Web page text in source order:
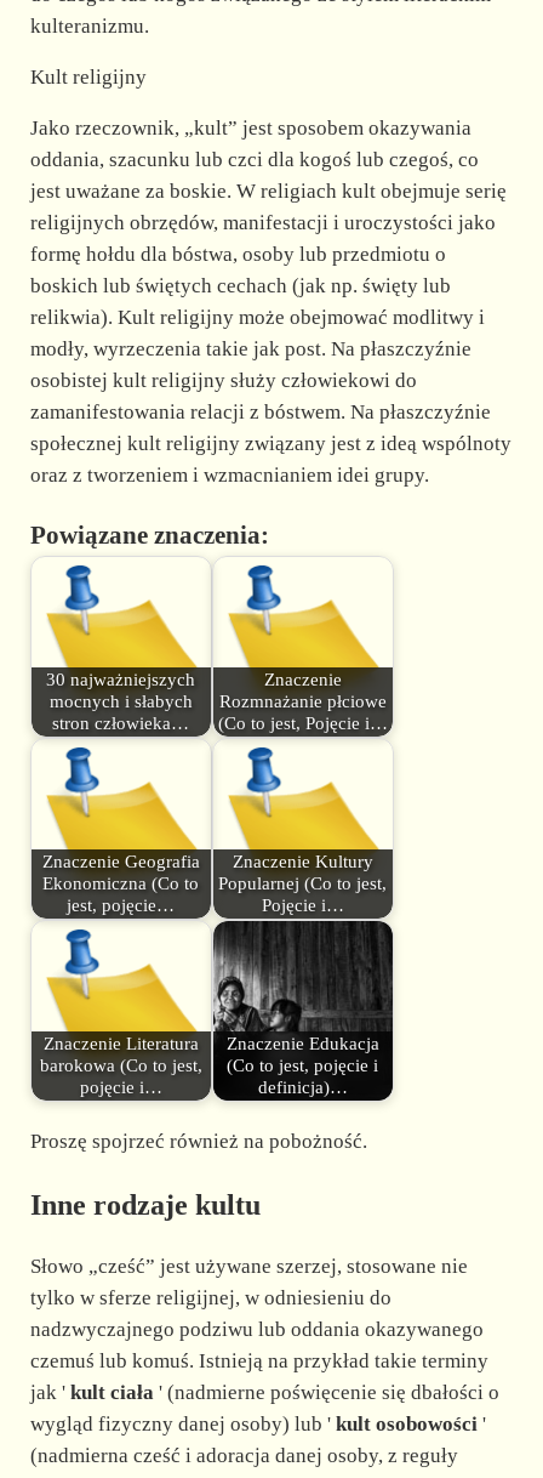
kulteranizmu.
Kult religijny
Jako rzeczownik, „kult” jest sposobem okazywania
oddania, szacunku lub czci dla kogoś lub czegoś, co
jest uważane za boskie. W religiach kult obejmuje serię
religijnych obrzędów, manifestacji i uroczystości jako
formę hołdu dla bóstwa, osoby lub przedmiotu o
boskich lub świętych cechach (jak np. święty lub
relikwia). Kult religijny może obejmować modlitwy i
modły, wyrzeczenia takie jak post. Na płaszczyźnie
osobistej kult religijny służy człowiekowi do
zamanifestowania relacji z bóstwem. Na płaszczyźnie
społecznej kult religijny związany jest z ideą wspólnoty
oraz z tworzeniem i wzmacnianiem idei grupy.
Powiązane znaczenia:
30 najważniejszych
mocnych i słabych
stron człowieka…
Znaczenie
Rozmnażanie płciowe
(Co to jest, Pojęcie i…
Znaczenie Geografia
Ekonomiczna (Co to
jest, pojęcie…
Znaczenie Kultury
Popularnej (Co to jest,
Pojęcie i…
Znaczenie Literatura
barokowa (Co to jest,
pojęcie i…
Znaczenie Edukacja
(Co to jest, pojęcie i
definicja)…
Proszę spojrzeć również na pobożność.
Inne rodzaje kultu
Słowo „cześć” jest używane szerzej, stosowane nie
tylko w sferze religijnej, w odniesieniu do
nadzwyczajnego podziwu lub oddania okazywanego
czemuś lub komuś. Istnieją na przykład takie terminy
jak ' kult ciała' (nadmierne poświęcenie się dbałości o
wygląd fizyczny danej osoby) lub ' kult osobowości'
(nadmierna cześć i adoracja danej osoby, z reguły